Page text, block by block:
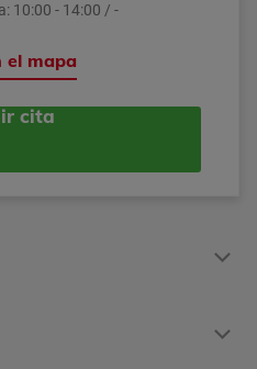
10:00 - 14:00 / -
el mapa
cita